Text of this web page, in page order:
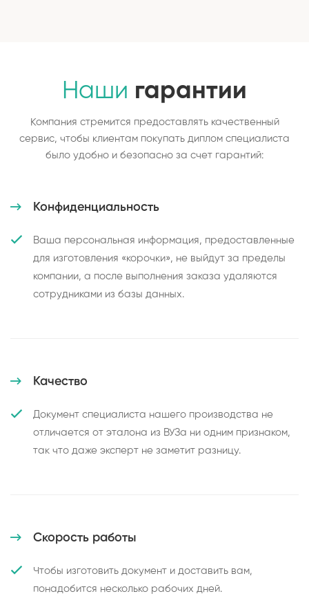
Наши гарантии
Компания стремится предоставлять качественный
сервис, чтобы клиентам покупать диплом специалиста
было удобно и безопасно за счет гарантий:
Конфиденциальность
Ваша персональная информация, предоставленные
для изготовления «корочки», не выйдут за пределы
компании, а после выполнения заказа удаляются
сотрудниками из базы данных.
Качество
Документ специалиста нашего производства не
отличается от эталона из ВУЗа ни одним признаком,
так что даже эксперт не заметит разницу.
Скорость работы
Чтобы изготовить документ и доставить вам,
понадобится несколько рабочих дней.